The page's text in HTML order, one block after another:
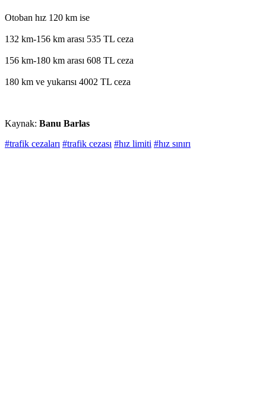
Otoban hız 120 km ise
132 km-156 km arası 535 TL ceza
156 km-180 km arası 608 TL ceza
180 km ve yukarısı 4002 TL ceza
Kaynak: Banu Barlas
#trafik cezaları #trafik cezası #hız limiti #hız sınırı